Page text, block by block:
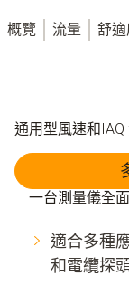
概覽 流量 舒
通用型風速和
一台測量儀全
適合多種
和電纜探